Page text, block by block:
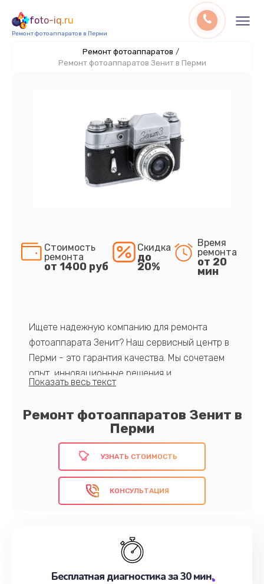
foto-iq.ru
Ремонт фотоаппаратов в Перми
Ремонт фотоаппаратов /
Ремонт фотоаппаратов Зенит в Перми
Ремонт фотоаппаратов Зенит в
Перми
Стоимость
ремонта
от 1400 руб
Скидка
до
20%
Время
ремонта
от 20
мин
Ищете надежную компанию для ремонта
фотоаппарата Зенит? Наш сервисный центр в
Перми - это гарантия качества. Мы сочетаем
опыт, инновационные решения и
индивидуальный подход к каждому клиенту.
клиентов, и вы не ошибетесь!
УЗНАТЬ СТОИМОСТЬ
КОНСУЛЬТАЦИЯ
Бесплатная диагностика за 30 мин.